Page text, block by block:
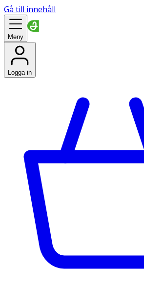
Gå till innehåll
Meny
Logga in